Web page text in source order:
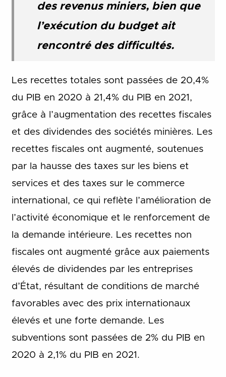
des revenus miniers, bien que
l’exécution du budget ait
rencontré des difficultés.
Les recettes totales sont passées de 20,4%
du PIB en 2020 à 21,4% du PIB en 2021,
grâce à l’augmentation des recettes fiscales
et des dividendes des sociétés minières. Les
recettes fiscales ont augmenté, soutenues
par la hausse des taxes sur les biens et
services et des taxes sur le commerce
international, ce qui reflète l’amélioration de
l’activité économique et le renforcement de
la demande intérieure. Les recettes non
fiscales ont augmenté grâce aux paiements
élevés de dividendes par les entreprises
d’État, résultant de conditions de marché
favorables avec des prix internationaux
élevés et une forte demande. Les
subventions sont passées de 2% du PIB en
2020 à 2,1% du PIB en 2021.